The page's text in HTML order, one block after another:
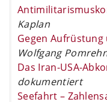
Kaplan
Gegen Aufrüstung
Wolfgang
Das Iran-USA-
dokumentiert
Seefahrt –